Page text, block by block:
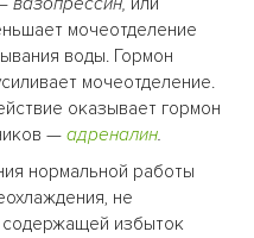
мочеотделение
воды. Гормон
мочеотделение.
оказывает гормон
— адреналин.
нормальной работы
не
избыток